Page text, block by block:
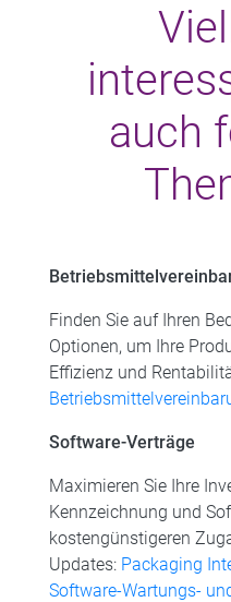
auch
Finden Sie auf Ihren
Optionen, um Ihre
Effizienz und
Software-Verträge
Maximieren Sie Ihre
Kennzeichnung und
kostengünstigeren
Updates: Packaging
Software-Wartungs-